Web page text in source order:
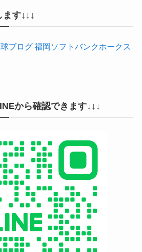
す↓↓↓
から確認できます↓↓↓